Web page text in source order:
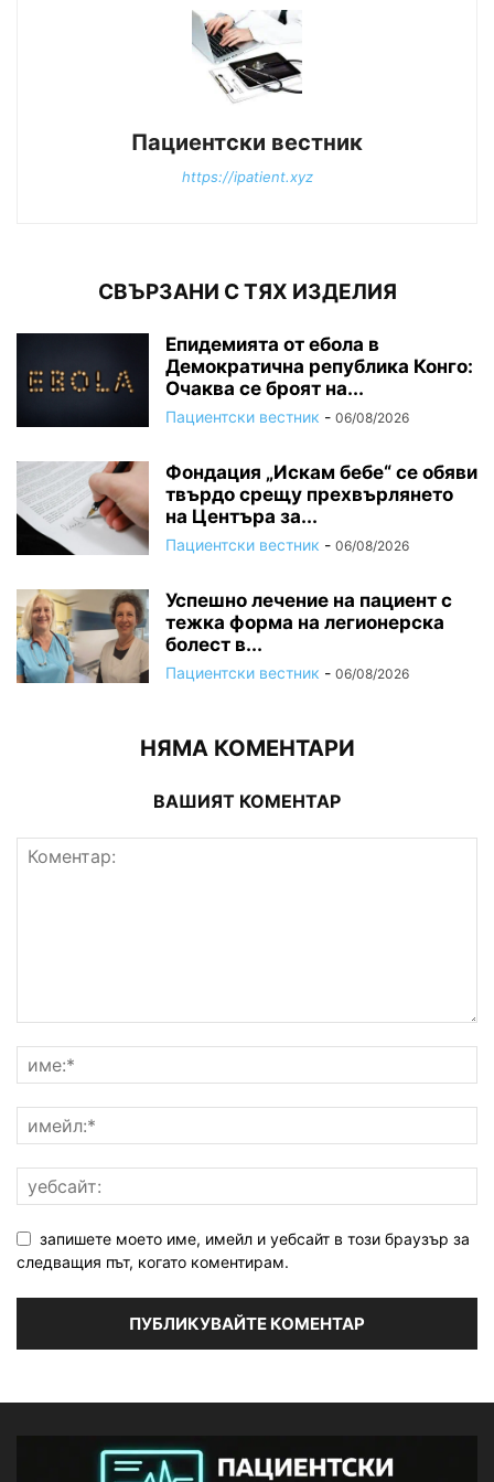
Пациентски вестник
https://ipatient.xyz
СВЪРЗАНИ С ТЯХ ИЗДЕЛИЯ
Епидемията от ебола в
Демократична република Конго:
Очаква се броят на...
Пациентски вестник - 06/08/2026
Фондация „Искам бебе“ се обяви
твърдо срещу прехвърлянето
на Центъра за...
Пациентски вестник - 06/08/2026
Успешно лечение на пациент с
тежка форма на легионерска
болест в...
Пациентски вестник - 06/08/2026
НЯМА КОМЕНТАРИ
ВАШИЯТ КОМЕНТАР
запишете моето име, имейл и уебсайт в този браузър за
следващия път, когато коментирам.